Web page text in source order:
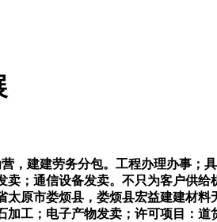
建建劳务分包。工程办理办事；
；通信设备发卖。不只为客户供
原市娄烦县，娄烦县宏益建建材
工；电子产物发卖；许可项目：